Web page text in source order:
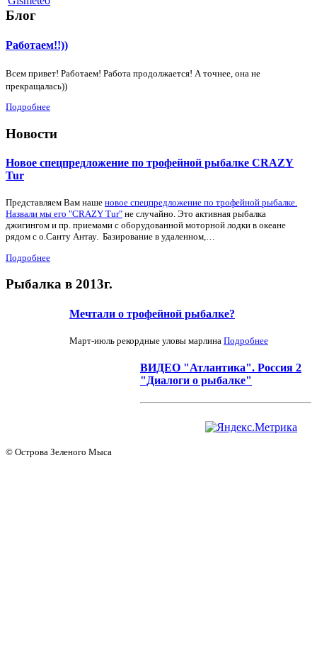
Блог
Работаем!!))
Всем привет! Работаем! Работа продолжается! А точнее, она не
прекращалась))
Подробнее
Новости
Новое спецпредложение по трофейной рыбалке CRAZY
Tur
Представляем Вам наше новое спецпредложение по трофейной рыбалке.
Назвали мы его "CRAZY Tur" не случайно. Это активная рыбалка
джигингом и пр. приемами с оборудованной моторной лодки в океане
рядом с о.Санту Антау. Базирование в удаленном,…
Подробнее
Рыбалка в 2013г.
Мечтали о трофейной рыбалке?
Март-июль рекордные уловы марлина Подробнее
ВИДЕО "Атлантика". Россия 2
"Диалоги о рыбалке"
© Острова Зеленого Мыса